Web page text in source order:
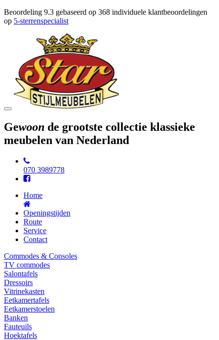
Beoordeling 9.3 gebaseerd op 368 individuele klantbeoordelingen
op 5-sterrenspecialist
Toggle
Gewoon de grootste collectie klassieke
meubelen van Nederland
070 3989778
Home
Openingstijden
Route
Service
Contact
Commodes & Consoles
TV commodes
Salontafels
Dressoirs
Vitrinekasten
Eetkamertafels
Eetkamerstoelen
Banken
Fauteuils
Hoektafels